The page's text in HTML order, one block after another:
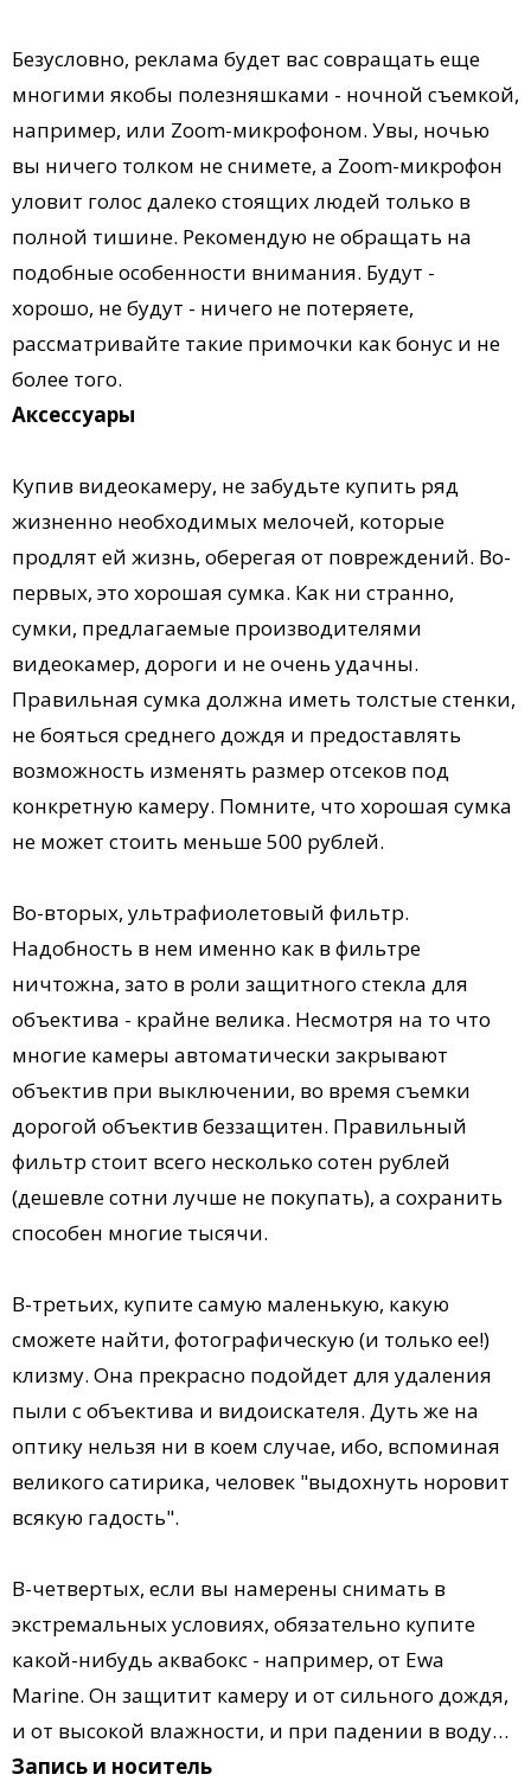
Безусловно, реклама будет вас совращать еще
многими якобы полезняшками - ночной съемкой,
например, или Zoom-микрофоном. Увы, ночью
вы ничего толком не снимете, а Zoom-микрофон
уловит голос далеко стоящих людей только в
полной тишине. Рекомендую не обращать на
подобные особенности внимания. Будут -
хорошо, не будут - ничего не потеряете,
рассматривайте такие примочки как бонус и не
более того.
Аксессуары
Купив видеокамеру, не забудьте купить ряд
жизненно необходимых мелочей, которые
продлят ей жизнь, оберегая от повреждений. Во-
первых, это хорошая сумка. Как ни странно,
сумки, предлагаемые производителями
видеокамер, дороги и не очень удачны.
Правильная сумка должна иметь толстые стенки,
не бояться среднего дождя и предоставлять
возможность изменять размер отсеков под
конкретную камеру. Помните, что хорошая сумка
не может стоить меньше 500 рублей.
Во-вторых, ультрафиолетовый фильтр.
Надобность в нем именно как в фильтре
ничтожна, зато в роли защитного стекла для
объектива - крайне велика. Несмотря на то что
многие камеры автоматически закрывают
объектив при выключении, во время съемки
дорогой объектив беззащитен. Правильный
фильтр стоит всего несколько сотен рублей
(дешевле сотни лучше не покупать), а сохранить
способен многие тысячи.
В-третьих, купите самую маленькую, какую
сможете найти, фотографическую (и только ее!)
клизму. Она прекрасно подойдет для удаления
пыли с объектива и видоискателя. Дуть же на
оптику нельзя ни в коем случае, ибо, вспоминая
великого сатирика, человек "выдохнуть норовит
всякую гадость".
В-четвертых, если вы намерены снимать в
экстремальных условиях, обязательно купите
какой-нибудь аквабокс - например, от Ewa
Marine. Он защитит камеру и от сильного дождя,
и от высокой влажности, и при падении в воду…
Запись и носитель